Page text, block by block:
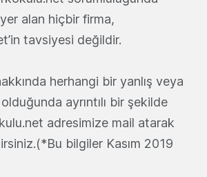
alan hiçbir firma,
tavsiyesi değildir.
herhangi bir yanlış veya
ayrıntılı bir şekilde
adresimize mail atarak
bilgiler Kasım 2019